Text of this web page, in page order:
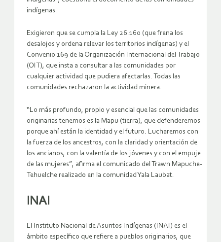
indígenas.
Exigieron que se cumpla la Ley 26.160 (que frena los
desalojos y ordena relevar los territorios indígenas) y el
Convenio 169 de la Organización Internacional del Trabajo
(OIT), que insta a consultar a las comunidades por
cualquier actividad que pudiera afectarlas. Todas las
comunidades rechazaron la actividad minera.
“Lo más profundo, propio y esencial que las comunidades
originarias tenemos es la Mapu (tierra), que defenderemos
porque ahí están la identidad y el futuro. Lucharemos con
la fuerza de los ancestros, con la claridad y orientación de
los ancianos, con la valentía de los jóvenes y con el empuje
de las mujeres”, afirma el comunicado del Trawn Mapuche-
Tehuelche realizado en la comunidad Yala Laubat.
INAI
El Instituto Nacional de Asuntos Indígenas (INAI) es el
ámbito específico que refiere a pueblos originarios, que